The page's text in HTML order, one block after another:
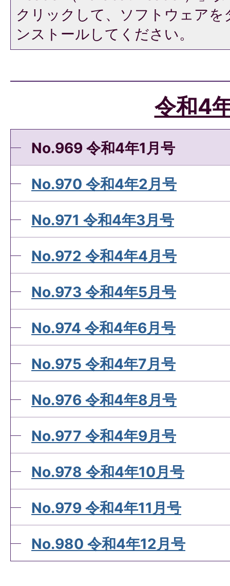
クリックして、ソフトウェア
ンストールしてください。
令和4
No.969 令和4年1月号
No.970 令和4年2月号
No.971 令和4年3月号
No.972 令和4年4月号
No.973 令和4年5月号
No.974 令和4年6月号
No.975 令和4年7月号
No.976 令和4年8月号
No.977 令和4年9月号
No.978 令和4年10月号
No.979 令和4年11月号
No.980 令和4年12月号